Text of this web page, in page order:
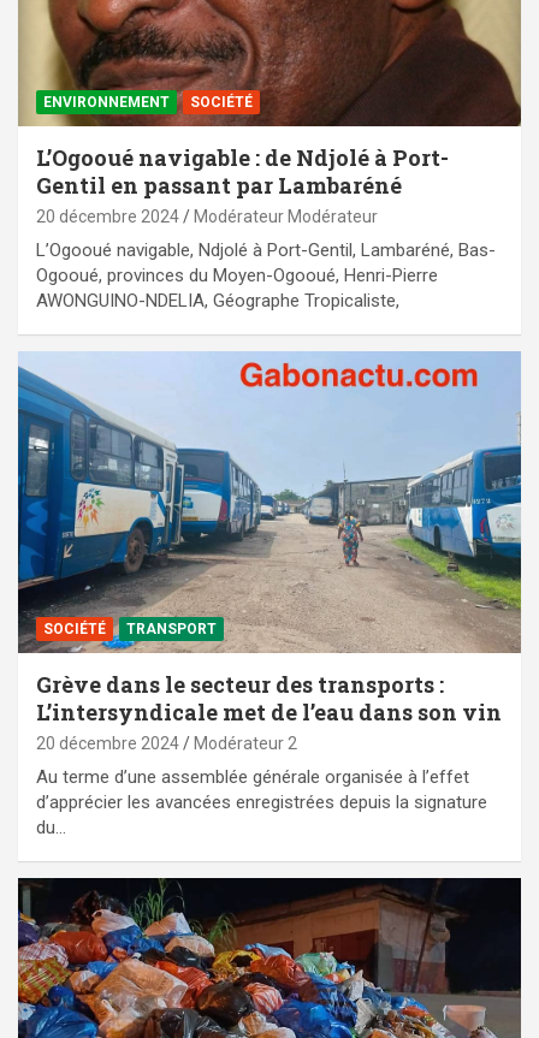
ENVIRONNEMENT SOCIÉTÉ
L’Ogooué navigable : de Ndjolé à Port-
Gentil en passant par Lambaréné
20 décembre 2024 Modérateur Modérateur
L’Ogooué navigable, Ndjolé à Port-Gentil, Lambaréné, Bas-
Ogooué, provinces du Moyen-Ogooué, Henri-Pierre
AWONGUINO-NDELIA, Géographe Tropicaliste,
SOCIÉTÉ TRANSPORT
Grève dans le secteur des transports :
L’intersyndicale met de l’eau dans son vin
20 décembre 2024 Modérateur 2
Au terme d’une assemblée générale organisée à l’effet
d’apprécier les avancées enregistrées depuis la signature
du…